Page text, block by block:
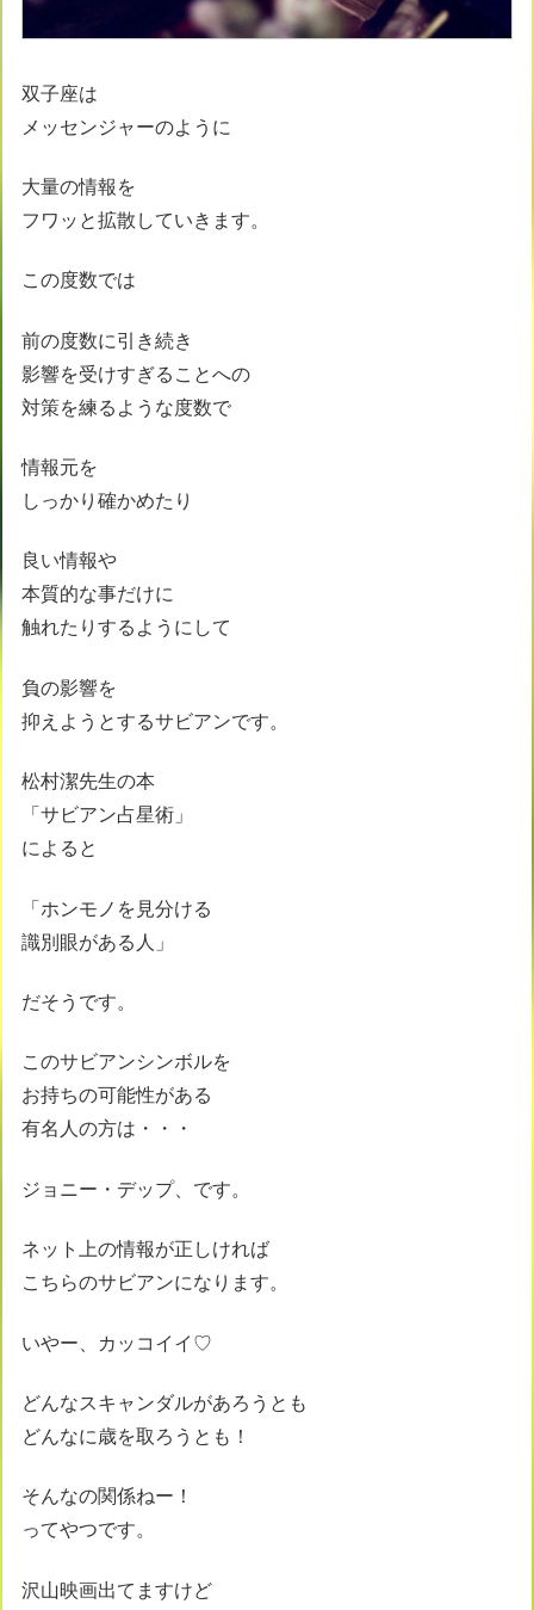
双子座は
メッセンジャーのように
大量の情報を
フワッと拡散していきます。
この度数では
前の度数に引き続き
影響を受けすぎることへの
対策を練るような度数で
情報元を
しっかり確かめたり
良い情報や
本質的な事だけに
触れたりするようにして
負の影響を
抑えようとするサビアンです。
松村潔先生の本
「サビアン占星術」
によると
「ホンモノを見分ける
識別眼がある人」
だそうです。
このサビアンシンボルを
お持ちの可能性がある
有名人の方は・・・
ジョニー・デップ、です。
ネット上の情報が正しければ
こちらのサビアンになります。
いやー、カッコイイ♡
どんなスキャンダルがあろうとも
どんなに歳を取ろうとも！
そんなの関係ねー！
ってやつです。
沢山映画出てますけど